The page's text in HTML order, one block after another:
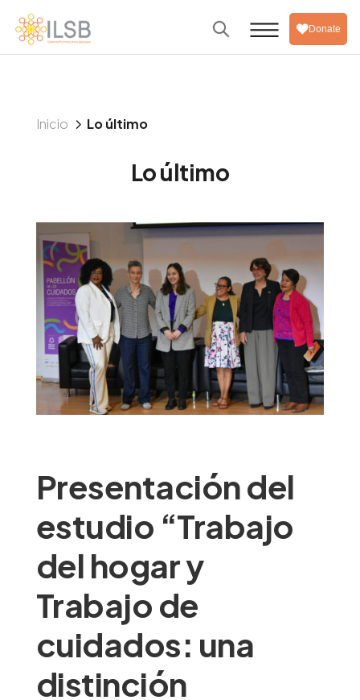
Donate
Inicio 5 Lo último
Lo último
Presentación del
estudio “Trabajo
del hogar y
Trabajo de
cuidados: una
distinción